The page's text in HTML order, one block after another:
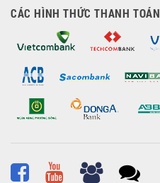
CÁC HÌNH THỨC THANH TOÁN